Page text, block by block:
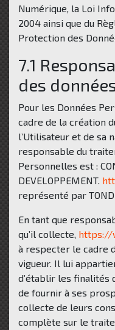
Numérique, la Loi
2004 ainsi que du
Protection des
7.1
des
Pour les Données
cadre de la création
l’Utilisateur et de sa
responsable du
Personnelles est :
DEVELOPPEMENT.
représenté par
En tant que
qu’il collecte, https://
à respecter le cadre
vigueur. Il lui
d’établir les finalités
de fournir à ses
collecte de leurs
complète sur le